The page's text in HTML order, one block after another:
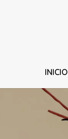
INICIO